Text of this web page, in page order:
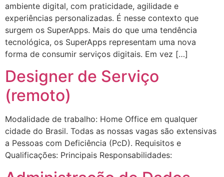
ambiente digital, com praticidade, agilidade e
experiências personalizadas. É nesse contexto que
surgem os SuperApps. Mais do que uma tendência
tecnológica, os SuperApps representam uma nova
forma de consumir serviços digitais. Em vez […]
Designer de Serviço
(remoto)
Modalidade de trabalho: Home Office em qualquer
cidade do Brasil. Todas as nossas vagas são extensivas
a Pessoas com Deficiência (PcD). Requisitos e
Qualificações: Principais Responsabilidades: